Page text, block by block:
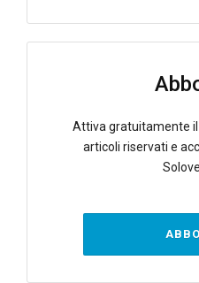
Attiva gratuitamente
articoli riservati e